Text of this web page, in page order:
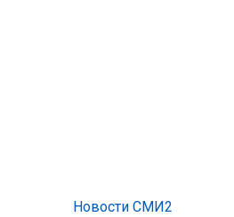
Новости СМИ2